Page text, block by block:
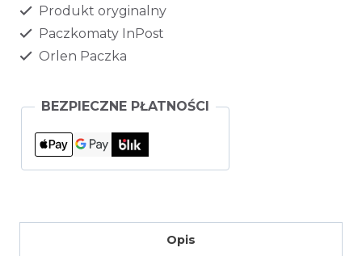
Produkt oryginalny
Paczkomaty InPost
Orlen Paczka
BEZPIECZNE PŁATNOŚCI
Opis